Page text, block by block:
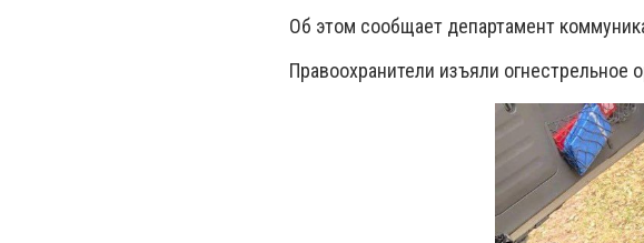
Об этом сообщает департамент
Правоохранители изъяли